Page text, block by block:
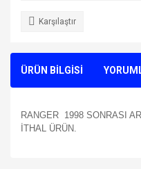
Karşılaştır
ÜRÜN BİLGİSİ
RANGER 1998 SONRASI
İTHAL ÜRÜN.